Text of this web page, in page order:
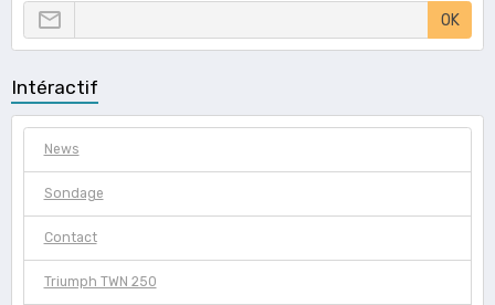
OK
Intéractif
News
Sondage
Contact
Triumph TWN 250